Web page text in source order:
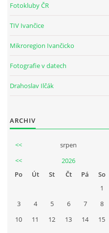
fotki(@)fotoklub-ivancice(.)cz
Fotokluby ČR
TIV Ivančice
Mikroregion Ivančicko
Fotografie v datech
Drahoslav Ilčák
ARCHIV
<< srpen
<<
2026
Po
Út St Čt Pá So
1
3
4 5 6 7 8
10
11 12 13 14 15